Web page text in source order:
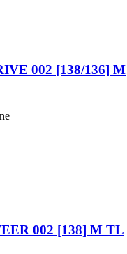
002 [138/136] M
002 [138] M TL